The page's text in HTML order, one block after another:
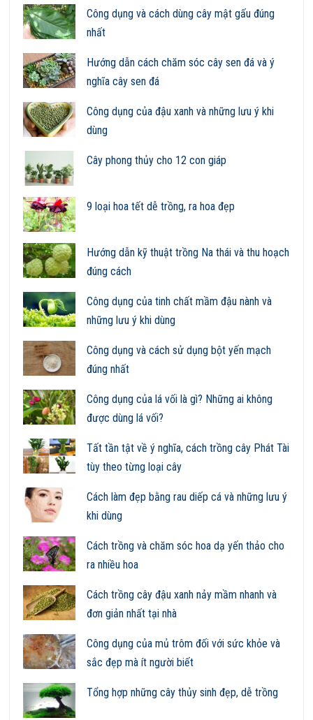
Công dụng và cách dùng cây mật gấu đúng
nhất
Hướng dẫn cách chăm sóc cây sen đá và ý
nghĩa cây sen đá
Công dụng của đậu xanh và những lưu ý khi
dùng
Cây phong thủy cho 12 con giáp
9 loại hoa tết dễ trồng, ra hoa đẹp
Hướng dẫn kỹ thuật trồng Na thái và thu hoạch
đúng cách
Công dụng của tinh chất mầm đậu nành và
những lưu ý khi dùng
Công dụng và cách sử dụng bột yến mạch
đúng nhất
Công dụng của lá vối là gì? Những ai không
được dùng lá vối?
Tất tần tật về ý nghĩa, cách trồng cây Phát Tài
tùy theo từng loại cây
Cách làm đẹp bằng rau diếp cá và những lưu ý
khi dùng
Cách trồng và chăm sóc hoa dạ yến thảo cho
ra nhiều hoa
Cách trồng cây đậu xanh nảy mầm nhanh và
đơn giản nhất tại nhà
Công dụng của mủ trôm đối với sức khỏe và
sắc đẹp mà ít người biết
Tổng hợp những cây thủy sinh đẹp, dễ trồng